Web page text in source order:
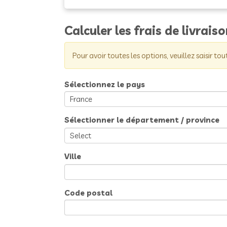
Calculer les frais de
Pour avoir toutes les options, veuillez saisir
Sélectionnez le pays
Sélectionner le département / province
Ville
Code postal